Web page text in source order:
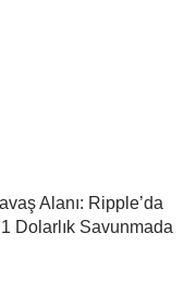
Alanı: Ripple’da
Dolarlık Savunmada